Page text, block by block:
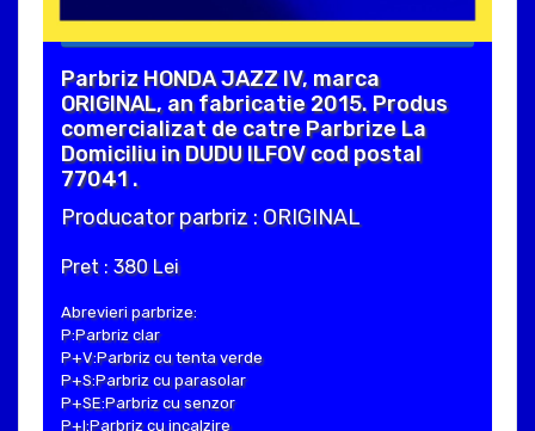
Parbriz HONDA JAZZ IV, marca
ORIGINAL, an fabricatie 2015. Produs
comercializat de catre Parbrize La
Domiciliu in DUDU ILFOV cod postal
77041 .
Producator parbriz : ORIGINAL
Pret : 380 Lei
Abrevieri parbrize:
P:Parbriz clar
P+V:Parbriz cu tenta verde
P+S:Parbriz cu parasolar
P+SE:Parbriz cu senzor
P+I:Parbriz cu incalzire